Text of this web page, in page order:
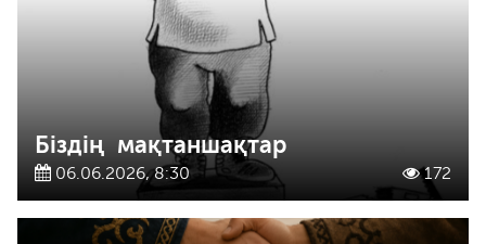
Біздің мақтаншақтар
06.06.2026, 8:30 172